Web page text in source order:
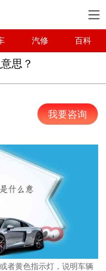
汽修 百科
思？
我要咨询
者黄色指示灯，说明车辆